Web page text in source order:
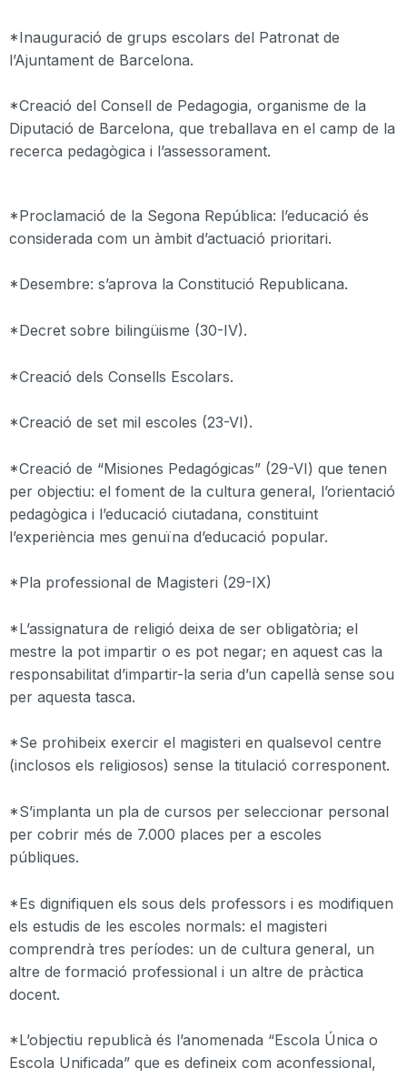
*Inauguració de grups escolars del Patronat de
l’Ajuntament de Barcelona.
*Creació del Consell de Pedagogia, organisme de la
Diputació de Barcelona, que treballava en el camp de la
recerca pedagògica i l’assessorament.
*Proclamació de la Segona República: l’educació és
considerada com un àmbit d’actuació prioritari.
*Desembre: s’aprova la Constitució Republicana.
*Decret sobre bilingüisme (30-IV).
*Creació dels Consells Escolars.
*Creació de set mil escoles (23-VI).
*Creació de “Misiones Pedagógicas” (29-VI) que tenen
per objectiu: el foment de la cultura general, l’orientació
pedagògica i l’educació ciutadana, constituint
l’experiència mes genuïna d’educació popular.
*Pla professional de Magisteri (29-IX)
*L’assignatura de religió deixa de ser obligatòria; el
mestre la pot impartir o es pot negar; en aquest cas la
responsabilitat d’impartir-la seria d’un capellà sense sou
per aquesta tasca.
*Se prohibeix exercir el magisteri en qualsevol centre
(inclosos els religiosos) sense la titulació corresponent.
*S’implanta un pla de cursos per seleccionar personal
per cobrir més de 7.000 places per a escoles
públiques.
*Es dignifiquen els sous dels professors i es modifiquen
els estudis de les escoles normals: el magisteri
comprendrà tres períodes: un de cultura general, un
altre de formació professional i un altre de pràctica
docent.
*L’objectiu republicà és l’anomenada “Escola Única o
Escola Unificada” que es defineix com aconfessional,